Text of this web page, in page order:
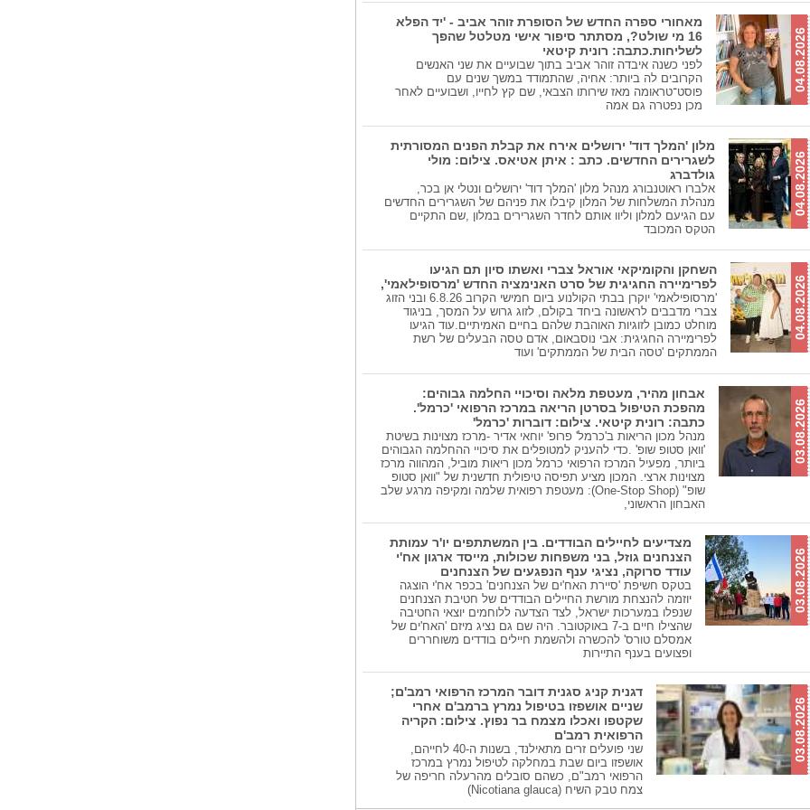
04.08.2026
מאחורי ספרה החדש של הסופרת זוהר אביב - 'יד הפלא
16 מי שולט?, מסתתר סיפור אישי מטלטל שהפך
לשליחות.כתבה: רונית קיטאי
לפני כשנה איבדה זוהר אביב בתוך שבועיים את שני האנשים
הקרובים לה ביותר: אחיה, שהתמודד במשך שנים עם
פוסט־טראומה מאז שירותו הצבאי, שם קץ לחייו, ושבועיים לאחר
מכן נפטרה גם אמה
04.08.2026
מלון 'המלך דוד' ירושלים אירח את קבלת הפנים המסורתית
לשגרירים החדשים. כתב : איתן אטיאס. צילום: מולי
גולדברג
אלברו ראוטנבורג מנהל מלון 'המלך דוד' ירושלים ונטלי אן בכר,
מנהלת המשלחות של המלון קיבלו את פניהם של השגרירים החדשים
עם הגיעם למלון וליוו אותם לחדר השגרירים במלון ,שם התקיים
הטקס המכובד
04.08.2026
השחקן והקומיקאי אוראל צברי ואשתו סיון תם הגיעו
לפרימיירה החגיגית של סרט האנימציה החדש 'מרסופילאמי',
'מרסופילאמי' יוקרן בבתי הקולנוע ביום חמישי הקרוב 6.8.26 ובני הזוג
צברי מדבבים לראשונה ביחד בקולם, לזוג גרוש על המסך, בניגוד
מוחלט כמובן לזוגיות האוהבת שלהם בחיים האמיתיים.עוד הגיעו
לפרימיירה החגיגית: אבי נוסבאום, אדם טסה הבעלים של רשת
הממתקים 'טסה הבית של הממתקים' ועוד
03.08.2026
אבחון מהיר, מעטפת מלאה וסיכויי החלמה גבוהים:
מהפכת הטיפול בסרטן הריאה במרכז הרפואי 'כרמל'.
כתבה: רונית קיטאי. צילום: דוברות 'כרמל'
מנהל מכון הריאות ב'כרמל' פרופ' יוחאי אדיר -מרכז מצוינות בשיטת
'וואן סטופ שופ' .כדי להעניק למטופלים את סיכויי ההחלמה הגבוהים
ביותר, מפעיל המרכז הרפואי כרמל מכון ריאות מוביל, המהווה מרכז
מצוינות ארצי. המכון מציע תפיסה טיפולית חדשנית של "וואן סטופ
שופ" (One-Stop Shop): מעטפת רפואית שלמה ומקיפה מרגע שלב
האבחון הראשוני,
03.08.2026
מצדיעים לחיילים הבודדים. בין המשתתפים יו'ר עמותת
הצנחנים גוזל, בני משפחות שכולות, מייסד ארגון אח'י
עודד סרוקה, נציגי ענף הנפגעים של הצנחנים
בטקס חשיפת 'סיירת האח'ים של הצנחנים' בכפר אח'י הוצגה
יוזמה להנצחת מורשת החיילים הבודדים של חטיבת הצנחנים
שנפלו במערכות ישראל, לצד הצדעה ללוחמים יוצאי החטיבה
שהצילו חיים ב-7 באוקטובר. היה שם גם נציג מיזם 'האח'ים של
אמסלם טורס' להכשרה ולהשמת חיילים בודדים משוחררים
ופצועים בענף התיירות
03.08.2026
דגנית קניג סגנית דובר המרכז הרפואי רמב'ם;
שניים אושפזו בטיפול נמרץ ברמב'ם אחרי
שקטפו ואכלו מצמח בר נפוץ. צילום: הקריה
הרפואית רמב'ם
שני פועלים זרים מתאילנד, בשנות ה-40 לחייהם,
אושפזו ביום שבת במחלקה לטיפול נמרץ במרכז
הרפואי רמב"ם, כשהם סובלים מהרעלה חריפה של
צמח טבק השיח (Nicotiana glauca)